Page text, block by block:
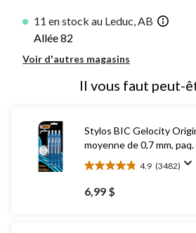
11 en stock au Leduc, AB
Allée 82
Voir d'autres magasins
Il vous faut peut-
Stylos BIC Gelocity
moyenne de 0,7 mm, paq.
4.9 (3482)
4.9
étoile(s)
sur
6,99 $